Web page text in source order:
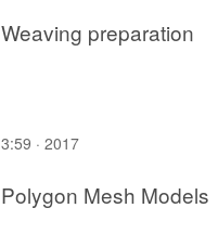
Weaving preparation
3:59 · 2017
Polygon Mesh Models